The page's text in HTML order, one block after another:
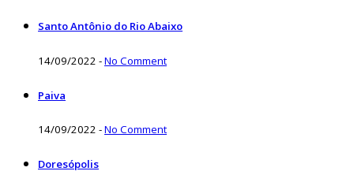
Santo Antônio do Rio Abaixo
14/09/2022 -No Comment
Paiva
14/09/2022 -No Comment
Doresópolis